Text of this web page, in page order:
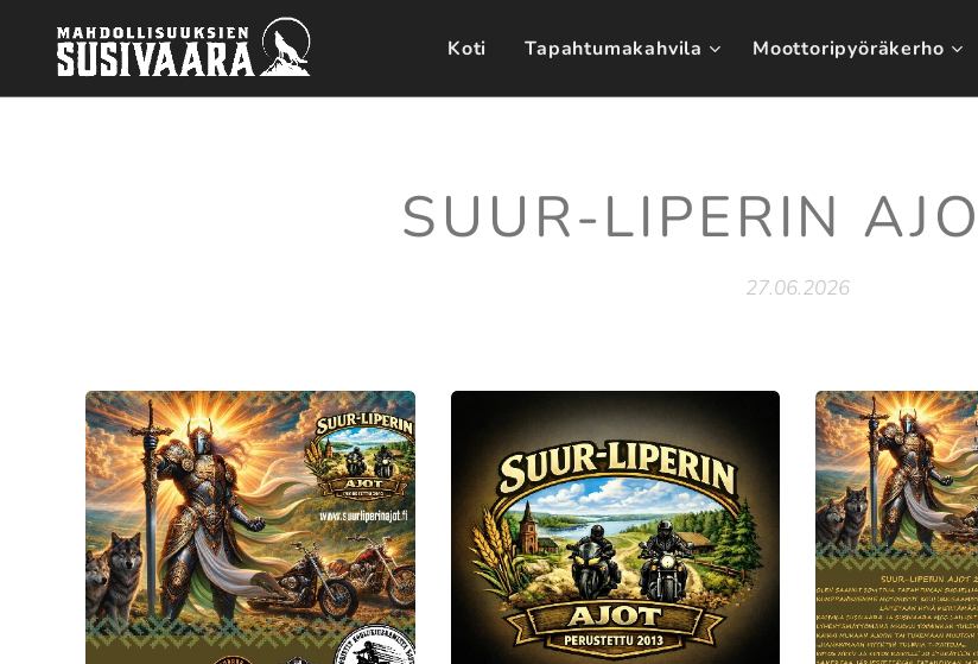
Koti Tapahtumakahvila Moottoripyöräkerho
SUUR-LIPERIN
27.06.2026